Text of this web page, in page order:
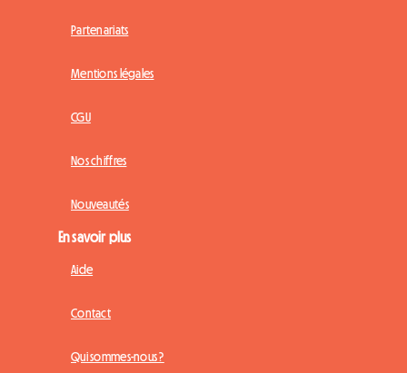
Partenariats
Mentions légales
CGU
Nos chiffres
Nouveautés
En savoir plus
Aide
Contact
Qui sommes-nous ?